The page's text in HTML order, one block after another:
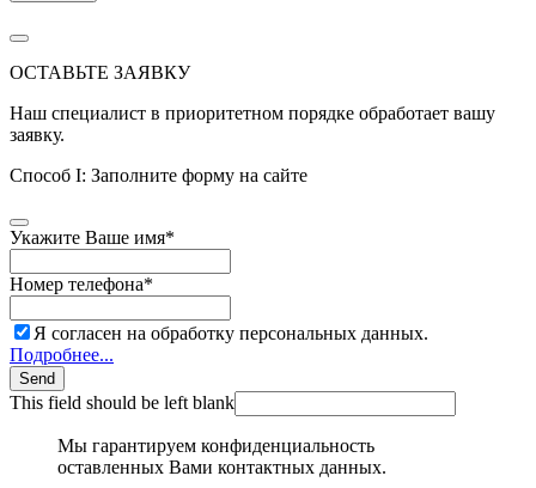
ОСТАВЬТЕ ЗАЯВКУ
Наш специалист в приоритетном порядке обработает вашу
заявку.
Способ I: Заполните форму на сайте
Укажите Ваше имя*
Номер телефона*
Я согласен на обработку персональных данных.
Подробнее...
Send
This field should be left blank
Мы гарантируем конфиденциальность
оставленных Вами контактных данных.